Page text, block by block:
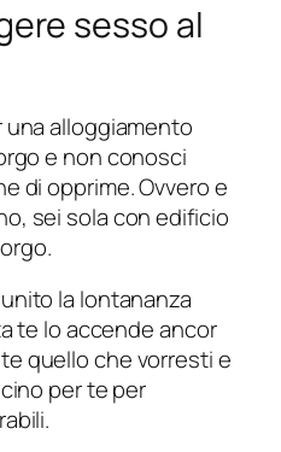
sesso al
una alloggiamento
e non conosci
di opprime. Ovvero e
sei sola con edificio
la lontananza
te lo accende ancor
quello che vorresti e
per te per